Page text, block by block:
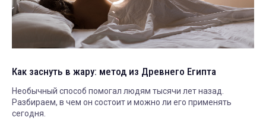
Как заснуть в жару: метод из Древнего Египта
Необычный способ помогал людям тысячи лет назад.
Разбираем, в чем он состоит и можно ли его применять
сегодня.